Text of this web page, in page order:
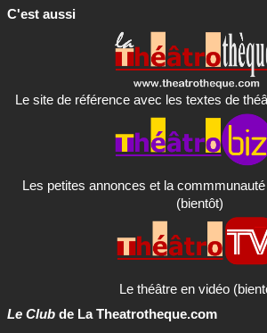
C'est aussi
Le site de référence avec les textes de
Les petites annonces et la
(bientôt)
Le théâtre en vidéo
Le Club de La Theatrotheque.com